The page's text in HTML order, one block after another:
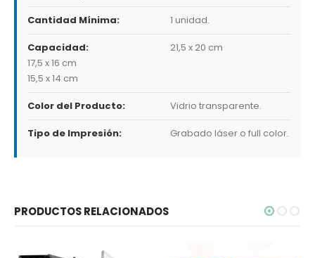
Cantidad Mínima: 1 unidad.
Capacidad:
21,5 x 20 cm
17,5 x 16 cm
15,5 x 14 cm
Color del Producto: Vidrio transparente.
Tipo de Impresión: Grabado láser o full color.
PRODUCTOS RELACIONADOS